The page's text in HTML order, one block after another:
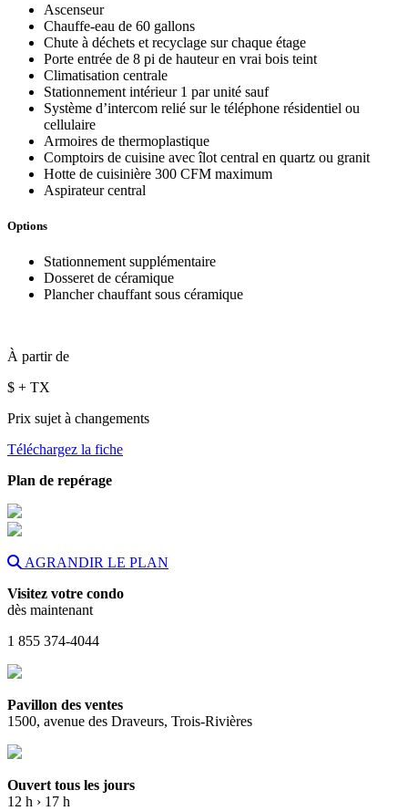
Ascenseur
Chauffe-eau de 60 gallons
Chute à déchets et recyclage sur chaque étage
Porte entrée de 8 pi de hauteur en vrai bois teint
Climatisation centrale
Stationnement intérieur 1 par unité sauf
Système d’intercom relié sur le téléphone résidentiel ou
cellulaire
Armoires de thermoplastique
Comptoirs de cuisine avec îlot central en quartz ou granit
Hotte de cuisinière 300 CFM maximum
Aspirateur central
Options
Stationnement supplémentaire
Dosseret de céramique
Plancher chauffant sous céramique
À partir de
$ + TX
Prix sujet à changements
Téléchargez la fiche
Plan de repérage
AGRANDIR LE PLAN
Visitez votre condo
dès maintenant
1 855 374-4044
Pavillon des ventes
1500, avenue des Draveurs, Trois-Rivières
Ouvert tous les jours
12 h › 17 h